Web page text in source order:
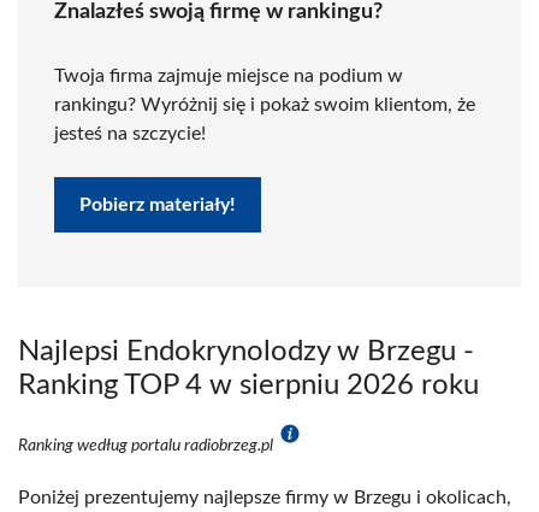
Znalazłeś swoją firmę w rankingu?
Twoja firma zajmuje miejsce na podium w
rankingu? Wyróżnij się i pokaż swoim klientom, że
jesteś na szczycie!
Pobierz materiały!
Najlepsi Endokrynolodzy w Brzegu -
Ranking TOP 4 w sierpniu 2026 roku
Ranking według portalu radiobrzeg.pl
Poniżej prezentujemy najlepsze firmy w Brzegu i okolicach,